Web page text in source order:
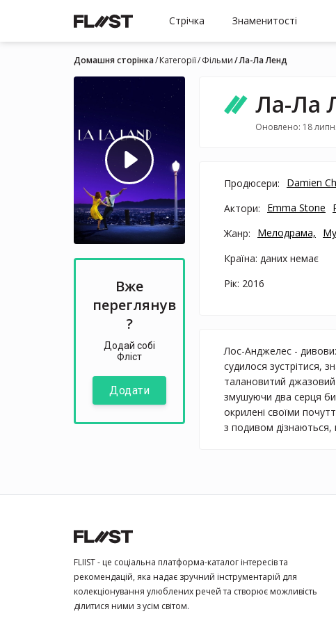
Стрічка Знаменитості
Домашня сторінка Категорії Фільми Ла-Ла Ленд
Вже
переглянув
?
Додай собі
Фліст
Додати
Ла-Ла
Оновлено: 18
Продюсери: Damien
Актори:
Emma Stone
Жанр:
Мелодрама,
Країна: даних немає
Рік: 2016
Лос-Анджелес -
судилося зустрітися,
талановитий джазовий
змушуючи два серця
окрилені своїми
з подивом
FLIIST - це соціальна платформа-каталог інтересів та
рекомендацій, яка надає зручний інструментарій для
колекціонування улюблених речей та створює можливість
ділитися ними з усім світом.